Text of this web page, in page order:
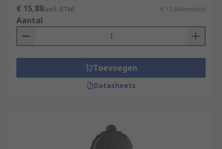
€ 15,88(excl. BTW) € 15,88/eenheid
Aantal
Toevoegen
Datasheets